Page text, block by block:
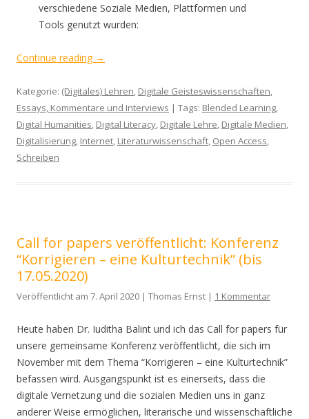
verschiedene Soziale Medien, Plattformen und
Tools genutzt wurden:
Continue reading →
Kategorie: (Digitales) Lehren, Digitale Geisteswissenschaften,
Essays, Kommentare und Interviews | Tags: Blended Learning,
Digital Humanities, Digital Literacy, Digitale Lehre, Digitale Medien,
Digitalisierung, Internet, Literaturwissenschaft, Open Access,
Schreiben
Call for papers veröffentlicht: Konferenz
“Korrigieren – eine Kulturtechnik” (bis
17.05.2020)
Veröffentlicht am 7. April 2020 | Thomas Ernst | 1 Kommentar
Heute haben Dr. Iuditha Balint und ich das Call for papers für
unsere gemeinsame Konferenz veröffentlicht, die sich im
November mit dem Thema “Korrigieren – eine Kulturtechnik”
befassen wird. Ausgangspunkt ist es einerseits, dass die
digitale Vernetzung und die sozialen Medien uns in ganz
anderer Weise ermöglichen, literarische und wissenschaftliche